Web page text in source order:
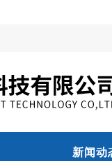
新闻动